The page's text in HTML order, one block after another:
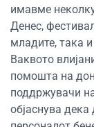
имавме
Денес,
младите, така
Ваквото
помошта на
поддржувачи
објаснува